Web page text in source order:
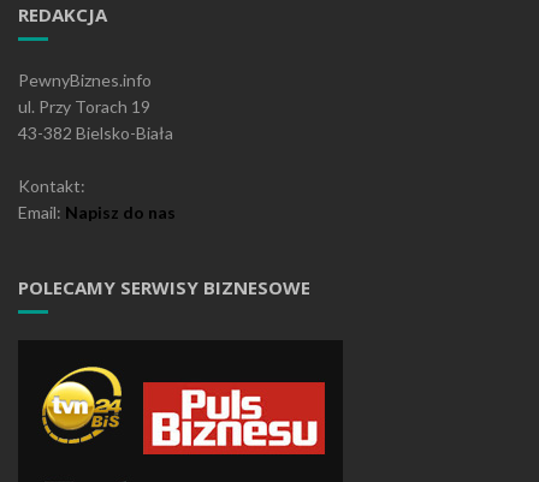
REDAKCJA
PewnyBiznes.info
ul. Przy Torach 19
43-382 Bielsko-Biała
Kontakt:
Email: Napisz do nas
POLECAMY SERWISY BIZNESOWE